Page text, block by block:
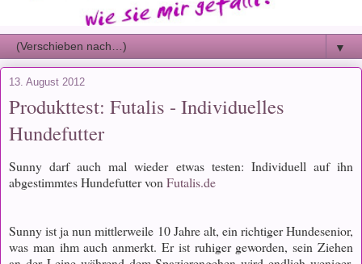
▼
13. August 2012
Produkttest: Futalis - Individuelles
Hundefutter
Sunny darf auch mal wieder etwas testen: Individuell auf ihn
abgestimmtes Hundefutter vonFutalis.de
Sunny ist ja nun mittlerweile 10 Jahre alt, ein richtiger Hundesenior,
was man ihm auch anmerkt. Er ist ruhiger geworden, sein Ziehen